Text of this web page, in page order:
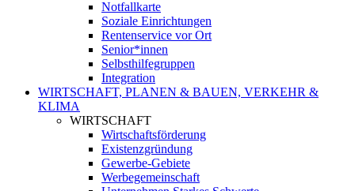
Notfallkarte
Soziale Einrichtungen
Rentenservice vor Ort
Senior*innen
Selbsthilfegruppen
Integration
WIRTSCHAFT, PLANEN & BAUEN, VERKEHR &
KLIMA
WIRTSCHAFT
Wirtschaftsförderung
Existenzgründung
Gewerbe-Gebiete
Werbegemeinschaft